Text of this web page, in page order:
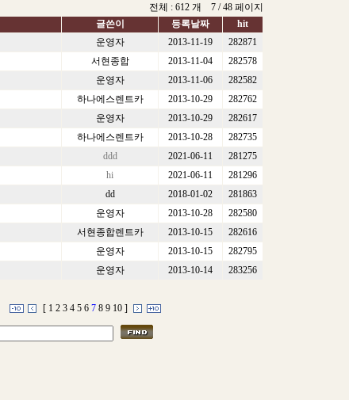
전체 : 612 개 7 / 48 페이지
글쓴이 등록날짜 hit
운영자 2013-11-19
282871
서현종합 2013-11-04 282578
운영자 2013-11-06
282582
하나에스렌트카 2013-10-29 282762
운영자 2013-10-29
282617
하나에스렌트카 2013-10-28 282735
ddd 2021-06-11 281275
hi 2021-06-11 281296
dd 2018-01-02 281863
운영자 2013-10-28
282580
서현종합렌트카 2013-10-15 282616
운영자 2013-10-15
282795
운영자 2013-10-14 283256
[ 1 2 3 4 5 67 8 9 10 ]